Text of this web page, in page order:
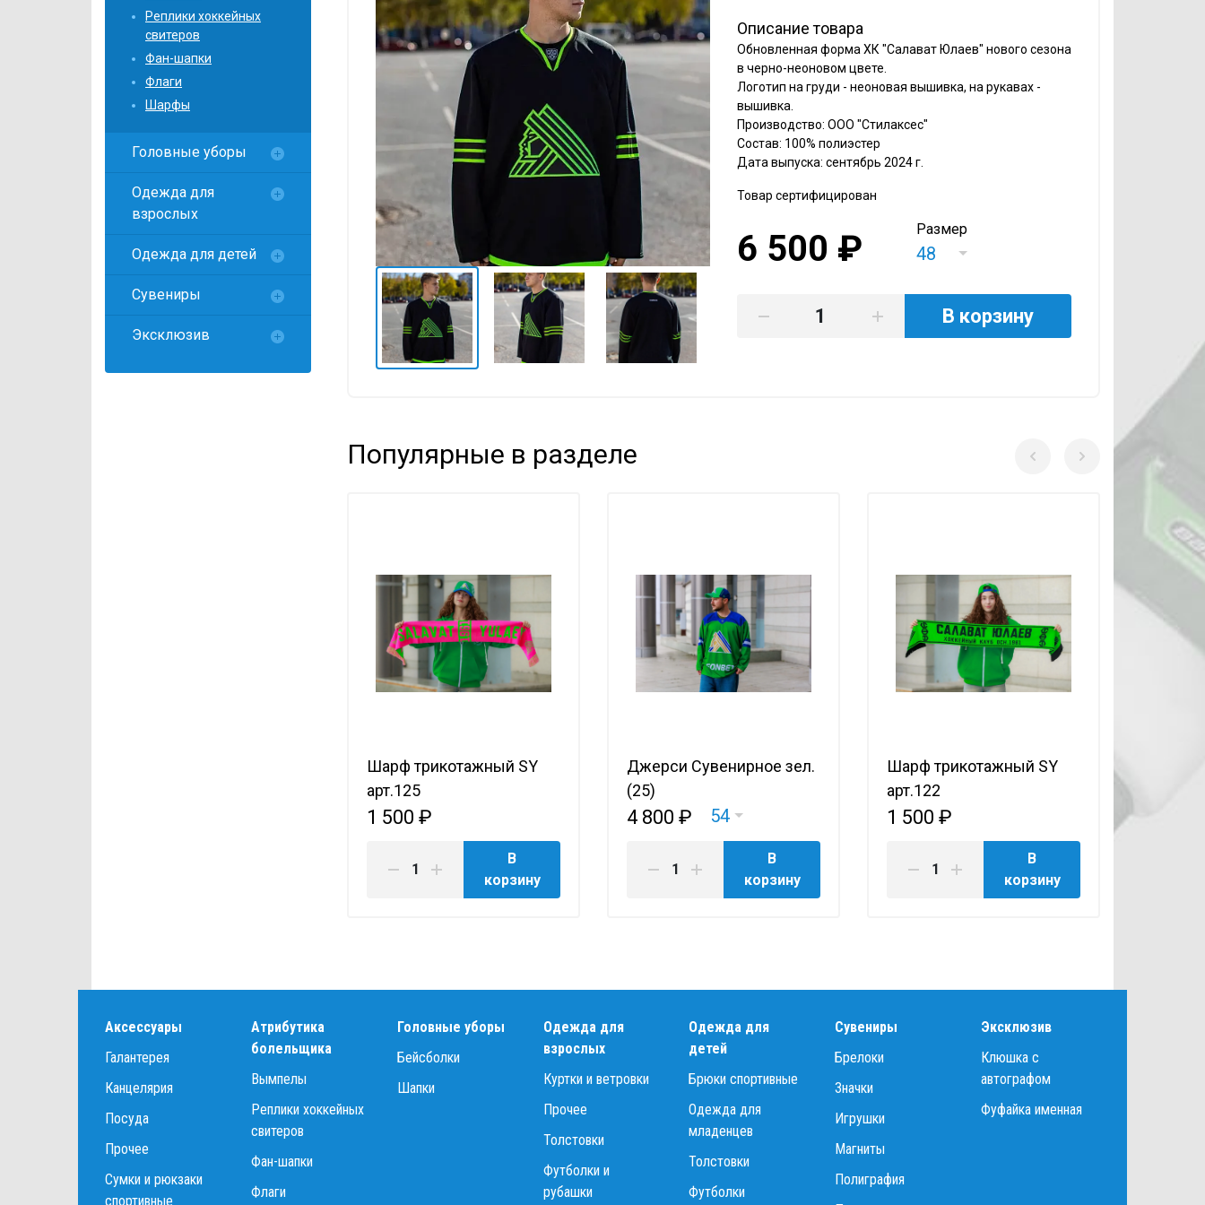
Амур
Барыс
Салават Юлаев
Сибирь
Реплики хоккейных
свитеров
Фан-шапки
Флаги
Шарфы
Головные уборы
Одежда для
взрослых
Одежда для детей
Сувениры
Эксклюзив
Описание товара
Обновленная форма ХК "Салават Юлаев" нового сезона
в черно-неоновом цвете.
Логотип на груди - неоновая вышивка, на рукавах -
вышивка.
Производство: ООО "Стилаксес"
Состав: 100% полиэстер
Дата выпуска: сентябрь 2024 г.
Товар сертифицирован
6 500 ₽ Размер
48
В корзину
Популярные в разделе
Шарф трикотажный SY
арт.125
1 500 ₽
В
корзину
Джерси Сувенирное зел.
(25)
4 800 ₽ 54
В
корзину
Шарф трикотажный SY
арт.122
1 500 ₽
В
корзину
Аксессуары
Галантерея
Канцелярия
Посуда
Прочее
Сумки и рюкзаки
спортивные
Атрибутика
болельщика
Вымпелы
Реплики хоккейных
свитеров
Фан-шапки
Флаги
Головные уборы
Бейсболки
Шапки
Одежда для
взрослых
Куртки и ветровки
Прочее
Толстовки
Футболки и
рубашки
Одежда для
детей
Брюки спортивные
Одежда для
младенцев
Толстовки
Футболки
Сувениры
Брелоки
Значки
Игрушки
Магниты
Полиграфия
Эксклюзив
Клюшка с
автографом
Фуфайка именная